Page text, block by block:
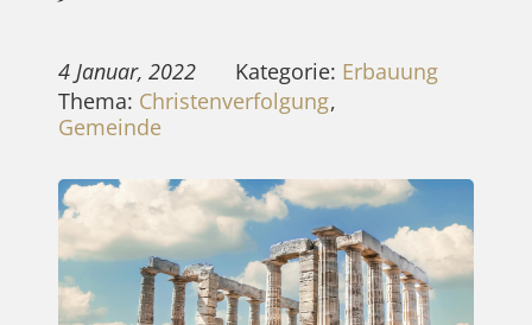
4 Januar, 2022 Kategorie: Erbauung
Thema: Christenverfolgung,
Gemeinde